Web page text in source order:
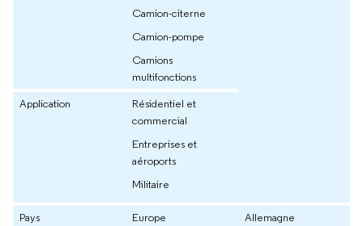
Camion-citerne
Camion-pompe
Camions
multifonctions
Application
Résidentiel et
commercial
Entreprises et
aéroports
Militaire
Pays Europe
Allemagne